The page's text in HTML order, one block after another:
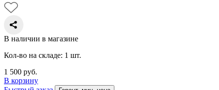
В наличии в магазине
Кол-во на складе: 1 шт.
1 500 руб.
В корзину